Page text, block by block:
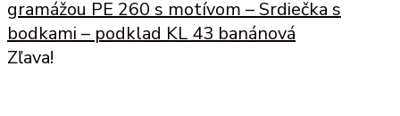
gramážou PE 260 s motívom – Srdiečka s
bodkami – podklad KL 43 banánová
Zľava!